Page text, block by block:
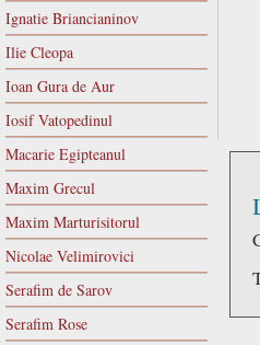
Ignatie Briancianinov
Ilie Cleopa
Ioan Gura de Aur
Iosif Vatopedinul
Macarie Egipteanul
Maxim Grecul
Maxim Marturisitorul
Nicolae Velimirovici
Serafim de Sarov
Serafim Rose